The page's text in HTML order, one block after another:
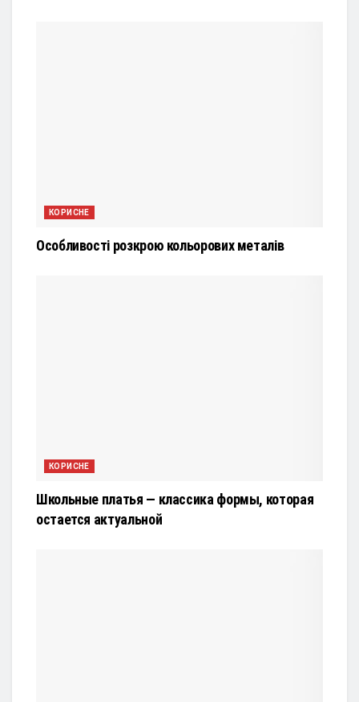
КОРИСНЕ
Особливості розкрою кольорових металів
КОРИСНЕ
Школьные платья — классика формы, которая
остается актуальной